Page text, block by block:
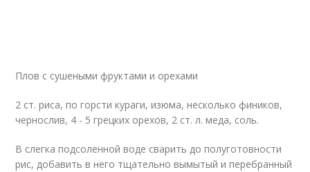
Плов с сушеными фруктами и орехами
2 ст. риса, по горсти кураги, изюма, несколько фиников,
чернослив, 4 - 5 грецких орехов, 2 ст. л. меда, соль.
В слегка подсоленной воде сварить до полуготовности
рис, добавить в него тщательно вымытый и перебранный